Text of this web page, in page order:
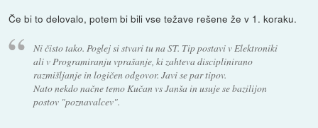
Če bi to delovalo, potem bi bili vse težave rešene že v 1. koraku.
Ni čisto tako. Poglej si stvari tu na ST. Tip postavi v Elektroniki
ali v Programiranju vprašanje, ki zahteva disciplinirano
razmišljanje in logičen odgovor. Javi se par tipov.
Nato nekdo načne temo Kučan vs Janša in usuje se bazilijon
postov "poznavalcev".